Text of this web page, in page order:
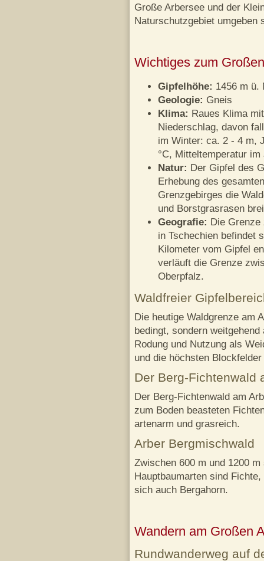
Große Arbersee und der
Naturschutzgebiet umgeben
Wichtiges zum
Gipfelhöhe: 1456 m ü.
Geologie: Gneis
Klima: Raues Klima
Niederschlag, davon
im Winter: ca. 2 - 4 m,
°C, Mitteltemperatur im
Natur: Der Gipfel des
Erhebung des
Grenzgebirges die
und Borstgrasrasen
Geografie: Die Grenze
in Tschechien befindet
Kilometer vom Gipfel
verläuft die Grenze
Oberpfalz.
Waldfreier
Die heutige Waldgrenze am
bedingt, sondern
Rodung und Nutzung als
und die höchsten
Der Berg-Fichtenwald
Der Berg-Fichtenwald am
zum Boden beasteten
artenarm und grasreich.
Arber Bergmischwald
Zwischen 600 m und 1200
Hauptbaumarten sind
sich auch Bergahorn.
Wandern am Großen
Rundwanderweg auf